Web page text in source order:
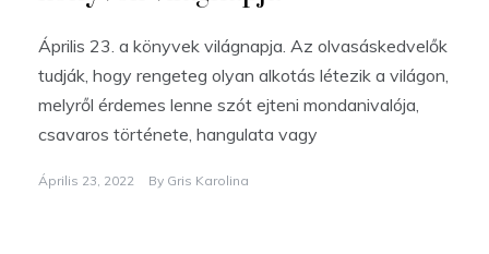
Április 23. a könyvek világnapja. Az olvasáskedvelők
tudják, hogy rengeteg olyan alkotás létezik a világon,
melyről érdemes lenne szót ejteni mondanivalója,
csavaros története, hangulata vagy
Április 23, 2022 By Gris Karolina